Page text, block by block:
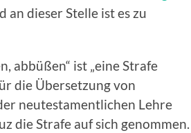
an dieser Stelle ist es zu
abbüßen“ ist „eine Strafe
die Übersetzung von
neutestamentlichen Lehre
die Strafe auf sich genommen.